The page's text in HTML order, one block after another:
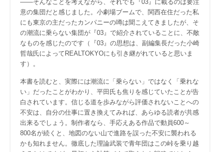
――そんなことを考えながら、それでも『03』に載るのは要注
意の集団だと感じました。小劇場ブームで、関西在住だった私
にも東京の主だったカンパニーの噂は聞こえてきましたが、そ
の潮流に乗らない集団が『03』で紹介されていることに、不敵
なものを感じたのです（『03』の思想は、副編集長だった小崎
哲哉氏によってREALTOKYOにも引き継がれていると思いま
す）。
本書を読むと、実際には潮流に「乗らない」ではなく「乗れな
い」だったことがわかり、平田氏も焦りを感じていたことが告
白されています。信じる道を歩みながら評価されないことへの
不安は、自分の仕事に置き換えてみれば、あらゆる読者が共感
出来るでしょう。制作者なら、手応えある作品で動員600～
800名が続くと、地図のない山で進路を誤った不安に襲われる
かも知れません。徹底した理論武装で青年団はこの峠を乗り越